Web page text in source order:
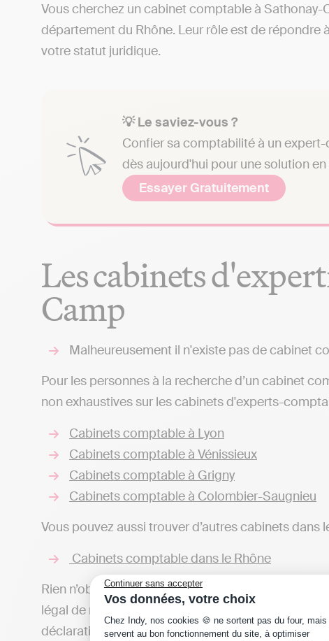
Continuer sans accepter
Vos données, votre choix
Plateforme de Gestion du
Chez Indy, nos cookies 🍪 ne sortent pas du four, mais
servent au bon fonctionnement du site, à optimiser
Vous cherchez un cabinet comptable à
département du Rhône. Leur rôle est de
votre statut juridique.
💡 Le saviez-vous ?
Confier sa comptabilité à un
dès aujourd'hui pour une solution
Essayer Gratuitement
Les cabinets
Camp
Malheureusement il n'existe pas de cabinet
Pour les personnes à la recherche d’un cabinet
non exhaustives sur les cabinets d'experts-
Cabinets comptable à Lyon
Cabinets comptable à Vénissieux
Cabinets comptable à Grigny
Cabinets comptable à Colombier-Saugnieu
Vous pouvez aussi trouver d’autres cabinets dans
Cabinets comptable dans le Rhône
Rien n’oblige les professionnels à faire appel aux
légal de réaliser sa comptabilité soi-même. Par
déclarations fiscales et automatiser sa